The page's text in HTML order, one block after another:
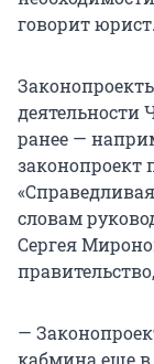
говорит юрист.
деятельности
ранее —
законопроект
словам
Сергея
—
кабмина еще в